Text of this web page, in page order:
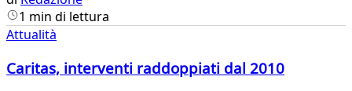
1 min di lettura
Attualità
Caritas, interventi raddoppiati dal 2010